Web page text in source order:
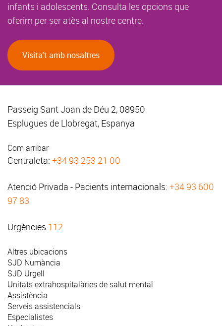
infants i adolescents. Consulta les opcions que
oferim per ser atès al nostre centre.
Visita't amb nosaltres
Passeig Sant Joan de Déu 2, 08950
Esplugues de Llobregat, Espanya
Com arribar
Centraleta: +34 93 253 21 00
Atenció Privada - Pacients internacionals: +34 93 600
97 83
Urgències:112
Altres ubicacions
SJD Numància
SJD Urgell
Unitats extrahospitalàries de salut mental
Assistència
Serveis assistencials
Especialistes